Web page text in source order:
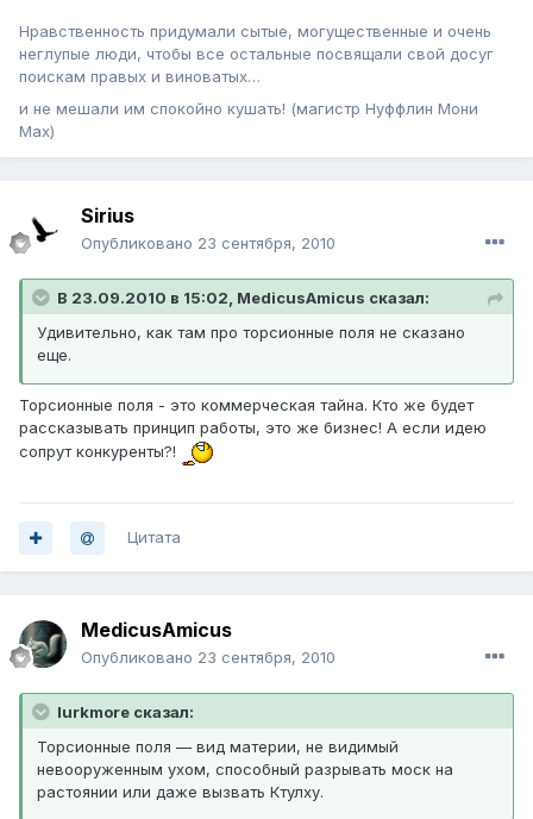
Нравственность придумали сытые, могущественные и очень
неглупые люди, чтобы все остальные посвящали свой досуг
поискам правых и виноватых…
и не мешали им спокойно кушать! (магистр Нуффлин Мони
Мах)
Sirius
Опубликовано 23 сентября, 2010
В 23.09.2010 в 15:02, MedicusAmicus сказал:
Удивительно, как там про торсионные поля не сказано
еще.
Торсионные поля - это коммерческая тайна. Кто же будет
рассказывать принцип работы, это же бизнес! А если идею
сопрут конкуренты?!
Цитата
MedicusAmicus
Опубликовано 23 сентября, 2010
lurkmore сказал:
Торсионные поля — вид материи, не видимый
невооруженным ухом, способный разрывать моск на
растоянии или даже вызвать Ктулху.